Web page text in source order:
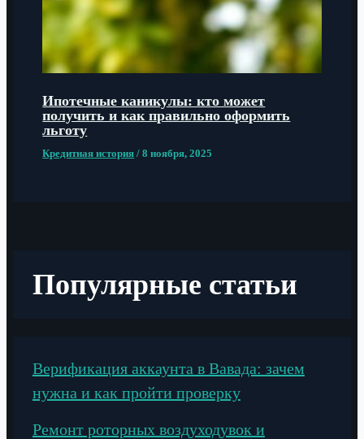
Ипотечные каникулы: кто может
получить и как правильно оформить
льготу
Кредитная история /8 ноября, 2025
Популярные статьи
Верификация аккаунта в Вавада: зачем
нужна и как пройти проверку
Ремонт роторных воздуходувок и